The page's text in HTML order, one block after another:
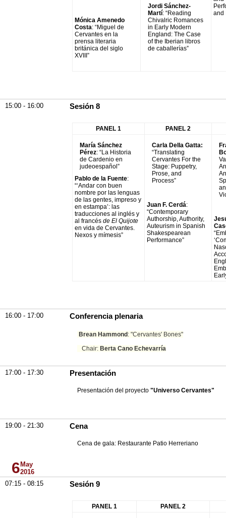
Mónica Amenedo
Costa: “Miguel de
Cervantes en la
prensa literaria
británica del siglo
XVIII”
Jordi Sánchez-
Martí: “Reading
Chivalric Romances
in Early Modern
England: The Case
of the Iberian libros
de caballerías”
and
15:00 - 16:00 Sesión 8
PANEL 1 PANEL 2
María Sánchez
Pérez: “La Historia
de Cardenio en
judeoespañol”
Pablo de la Fuente:
“‘Andar con buen
nombre por las lenguas
de las gentes, impreso y
en estampa’: las
traducciones al inglés y
al francés de El Quijote
en vida de Cervantes.
Nexos y mímesis”
Carla Della Gatta:
“Translating
Cervantes For the
Stage: Puppetry,
Prose, and
Process”
Juan F. Cerdá:
“Contemporary
Authorship, Authority,
Auteurism in Spanish
Shakespearean
Performance”
16:00 - 17:00 Conferencia plenaria
Brean Hammond : "Cervantes' Bones"
Chair: Berta Cano Echevarría
17:00 - 17:30 Presentación
Presentación del proyecto"Universo Cervantes"
19:00 - 21:30 Cena
Cena de gala: Restaurante Patio Herreriano
6 May
2016
07:15 - 08:15
Sesión 9
PANEL 1 PANEL 2